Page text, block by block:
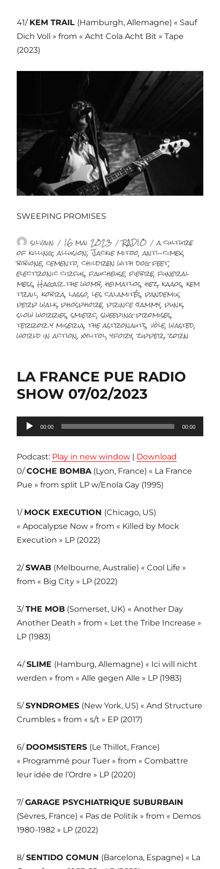
41/ KEM TRAIL (Hamburgh, Allemagne) « Sauf
Dich Voll » from « Acht Cola Acht Bit » Tape
(2023)
SWEEPING PROMISES
Auteur
silvain Publié
le
16 mai 2023 Catégories
RADIO Étiquettes
a culture
of killing,allusion; Jackie mitoo,anti-cimex,
bibione,cemento,children with dog feet,
electronic circus,faucheuse,fiebre,funeral
mess,Hagar the womb,heimatlos,hez,kaaos, kem
trail, kobra,lasso,les calamités,pandemix,
perp walk,phosphore,prince jammy,punk,
slow worries,smierc,sweeping promises,
terror y miseria,the astronauts,völe,wasted,
world in action,xylitol,yfory,zipper,zorn
LA FRANCE PUE RADIO
SHOW 07/02/2023
Lecteur
audio
00:00 00:00
Podcast: Play in new window | Download
0/COCHE BOMBA(Lyon, France) « La France
Pue » from split LP w/Enola Gay (1995)
1/ MOCK EXECUTION (Chicago, US)
« Apocalypse Now » from « Killed by Mock
Execution » LP (2022)
2/SWAB (Melbourne, Australie) « Cool Life »
from « Big City » LP (2022)
3/THE MOB (Somerset, UK) « Another Day
Another Death » from « Let the Tribe Increase »
LP (1983)
4/SLIME (Hamburg, Allemagne) « Ici will nicht
werden » from « Alle gegen Alle » LP (1983)
5/SYNDROMES (New York, US) « And Structure
Crumbles » from « s/t » EP (2017)
6/ DOOMSISTERS (Le Thillot, France)
« Programmé pour Tuer » from « Combattre
leur idée de l’Ordre » LP (2020)
7/GARAGE PSYCHIATRIQUE SUBURBAIN
(Sèvres, France) « Pas de Politik » from « Demos
1980-1982 » LP (2022)
8/SENTIDO COMUN (Barcelona, Espagne) « La